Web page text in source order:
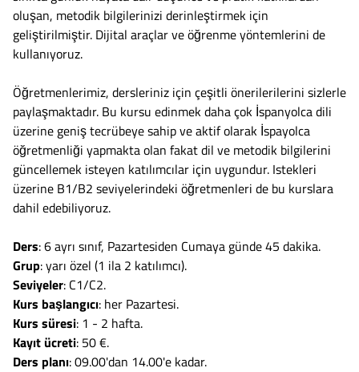
oluşan, metodik bilgilerinizi derinleştirmek için
geliştirilmiştir. Dijital araçlar ve öğrenme yöntemlerini de
kullanıyoruz.
Öğretmenlerimiz, dersleriniz için çeşitli önerilerilerini sizlerle
paylaşmaktadır. Bu kursu edinmek daha çok İspanyolca dili
üzerine geniş tecrübeye sahip ve aktif olarak İspayolca
öğretmenliği yapmakta olan fakat dil ve metodik bilgilerini
güncellemek isteyen katılımcılar için uygundur. Istekleri
üzerine B1/B2 seviyelerindeki öğretmenleri de bu kurslara
dahil edebiliyoruz.
Ders: 6 ayrı sınıf, Pazartesiden Cumaya günde 45 dakika.
Grup: yarı özel (1 ila 2 katılımcı).
Seviyeler: C1/C2.
Kurs başlangıcı: her Pazartesi.
Kurs süresi: 1 - 2 hafta.
Kayıt ücreti: 50 €.
Ders planı: 09.00'dan 14.00'e kadar.